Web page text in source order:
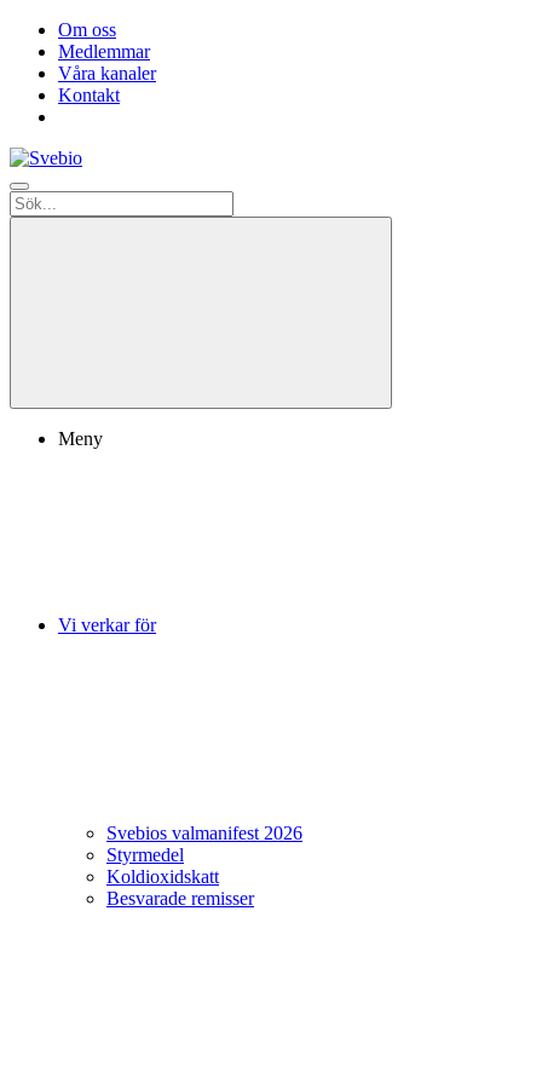
Om oss
Medlemmar
Våra kanaler
Kontakt
Meny
Vi verkar för
Svebios valmanifest 2026
Styrmedel
Koldioxidskatt
Besvarade remisser